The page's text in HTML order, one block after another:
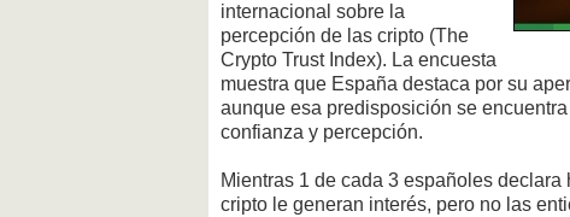
internacional sobre la
percepción de las cripto (The
Crypto Trust Index). La encuesta
muestra que España destaca por su
aunque esa predisposición se
confianza y percepción.
Mientras 1 de cada 3 españoles
cripto le generan interés, pero no las